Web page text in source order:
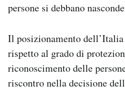
persone si debbano
Il posizionamento
rispetto al grado di
riconoscimento delle
riscontro nella decisione